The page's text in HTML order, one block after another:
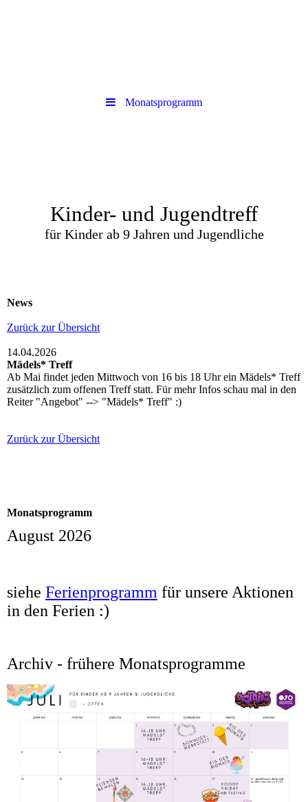
Monatsprogramm
Kinder- und Jugendtreff
für Kinder ab 9 Jahren und Jugendliche
News
Zurück zur Übersicht
14.04.2026
Mädels* Treff
Ab Mai findet jeden Mittwoch von 16 bis 18 Uhr ein Mädels* Treff
zusätzlich zum offenen Treff statt. Für mehr Infos schau mal in den
Reiter "Angebot" --> "Mädels* Treff" :)
Zurück zur Übersicht
Monatsprogramm
August 2026
siehe Ferienprogramm für unsere Aktionen
in den Ferien :)
Archiv - frühere Monatsprogramme